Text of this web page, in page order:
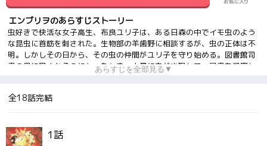
エンブリヲのあらすじストーリー
虫好きで快活な女子高生、布良ユリ子は、ある日森の中でイモ虫のよう
な昆虫に首筋を刺された。生物部の羊歯野に相談するが、虫の正体は不
明。しかしその日から、その虫の仲間がユリ子を守り始める。図書館司
書の男に犯されそうになったとき、大量に虫が出現して、司書を殺害し
のか?他にも生存限界まで巨大化して死んだ幼虫が見つかる。幼虫のま
あらすじを全部見る▼
全18話完結
1話